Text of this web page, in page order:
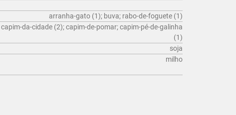
arranha-gato (1); buva; rabo-de-foguete (1)
capim-da-cidade (2); capim-de-pomar; capim-pé-de-galinha
(1)
soja
milho